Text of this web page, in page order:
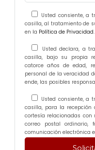
Usted consiente, a
casilla, al tratamiento de
en la Política de Privacidad.
Usted declara, a
casilla, bajo su propia
catorce años de edad,
personal de la veracidad
ende, las posibles
Usted consiente, a
casilla, para la recepción
cortesía relacionadas
correo postal ordinario,
comunicación electrónica